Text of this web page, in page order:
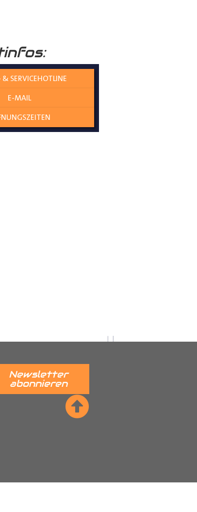
EV80 Radkastenschutz,
Nissan NV400 Interstar
Peugeot Partner
Renault
Radkastenschutz,
Radkastenschutz,
& SERVICEHOTLINE
E-MAIL
Newsletter
abonnieren